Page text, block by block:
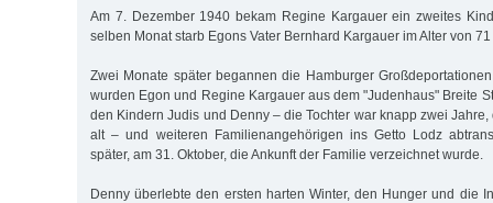
Am 7. Dezember 1940 bekam Regine Kargauer ein zweites
selben Monat starb Egons Vater Bernhard Kargauer im Alter von
Zwei Monate später begannen die Hamburger
wurden Egon und Regine Kargauer aus dem "Judenhaus" Breite
den Kindern Judis und Denny – die Tochter war knapp zwei
alt – und weiteren Familienangehörigen ins Getto Lodz
später, am 31. Oktober, die Ankunft der Familie verzeichnet wurde.
Denny überlebte den ersten harten Winter, den Hunger und die